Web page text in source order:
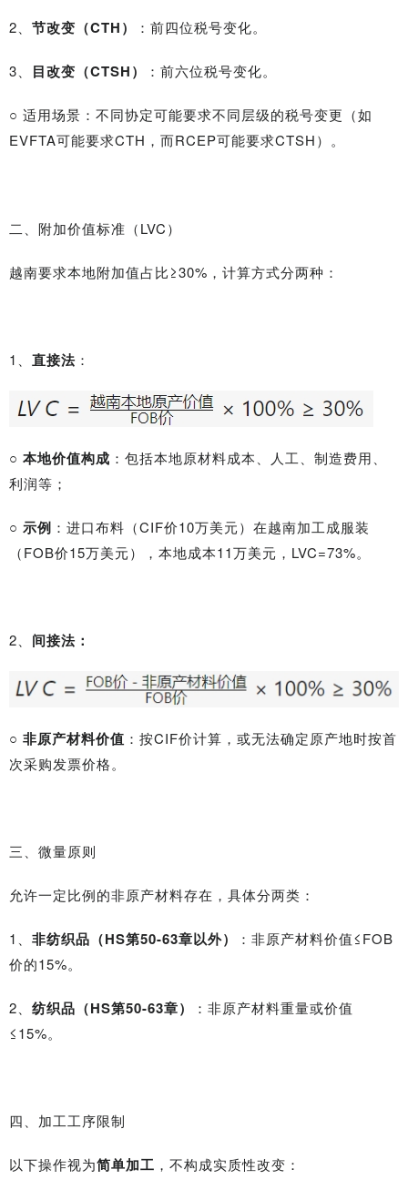
2、 节改变（CTH） ：前四位税号变化。
3、 目改变（CTSH） ：前六位税号变化。
○ 适用场景：不同协定可能要求不同层级的税号变更（如
EVFTA可能要求CTH，而RCEP可能要求CTSH）。
二、附加价值标准（LVC）
越南要求本地附加值占比≥30%，计算方式分两种：
1、 直接法 ：
○ 本地价值构成 ：包括本地原材料成本、人工、制造费用、
利润等；
○ 示例 ：进口布料（CIF价10万美元）在越南加工成服装
（FOB价15万美元），本地成本11万美元，LVC=73%。
2、 间接法：
○ 非原产材料价值 ：按CIF价计算，或无法确定原产地时按首
次采购发票价格。
三、微量原则
允许一定比例的非原产材料存在，具体分两类：
1、 非纺织品（HS第50-63章以外）
：非原产材料价值≤FOB
价的15%。
2、 纺织品（HS第50-63章）
：非原产材料重量或价值
≤15%。
四、加工工序限制
以下操作视为简单加工 ，不构成实质性改变：